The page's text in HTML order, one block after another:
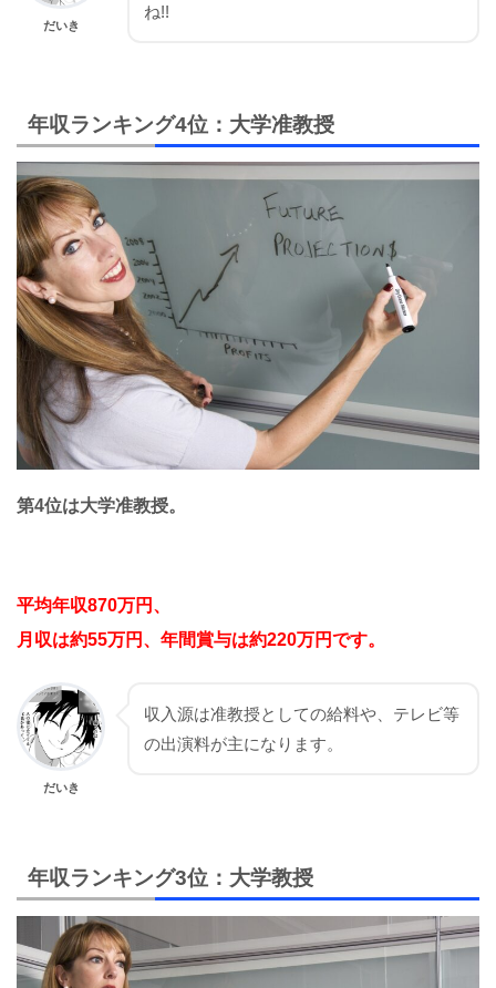
だいき
ね!!
年収ランキング4位：大学准教授
第4位は大学准教授。
平均年収870万円、
月収は約55万円、年間賞与は約220万円です。
だいき
収入源は准教授としての給料や、テレビ等
の出演料が主になります。
年収ランキング3位：大学教授